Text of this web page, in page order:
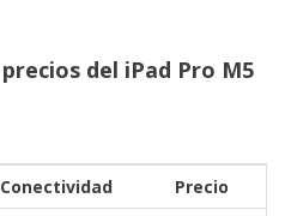
precios del iPad Pro M5
Conectividad
Precio